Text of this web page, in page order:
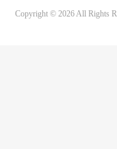
Copyright © 2026 All Rights